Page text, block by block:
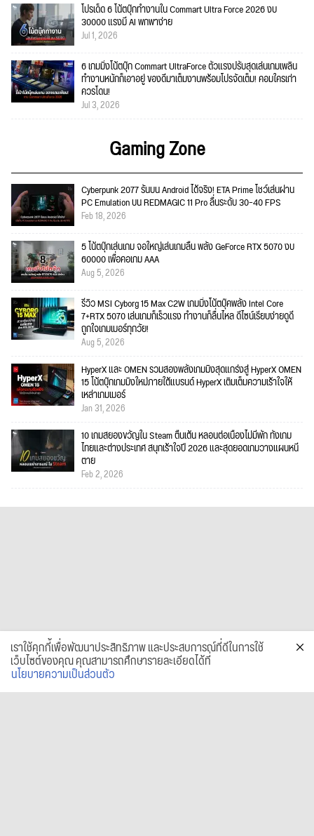
โปรเด็ด 6 โน้ตบุ๊กทำงานใน Commart Ultra Force 2026 งบ
30000 แรงมี AI พกพาง่าย
Jul 1, 2026
6 เกมมิ่งโน้ตบุ๊ก Commart UltraForce ตัวแรงปรับสุดเล่นเกมเพลิน
ทำงานหนักก็เอาอยู่ ของดีมาเต็มงานพร้อมโปรจัดเต็ม! คอมใครเก่า
ควรโดน!
Jul 3, 2026
Gaming Zone
Cyberpunk 2077 รันบน Android ได้จริง! ETA Prime โชว์เล่นผ่าน
PC Emulation บน REDMAGIC 11 Pro ลื่นระดับ 30–40 FPS
Feb 18, 2026
5 โน้ตบุ๊กเล่นเกม จอใหญ่เล่นเกมลื่น พลัง GeForce RTX 5070 งบ
60000 เพื่อคอเกม AAA
Aug 5, 2026
รีวิว MSI Cyborg 15 Max C2W เกมมิ่งโน้ตบุ๊คพลัง Intel Core
7+RTX 5070 เล่นเกมก็เร็วแรง ทำงานก็ลื่นไหล ดีไซน์เรียบง่ายดูดี
ถูกใจเกมเมอร์ทุกวัย!
Aug 5, 2026
HyperX และ OMEN รวมสองพลังเกมมิงสุดแกร่งสู่ HyperX OMEN
15 โน้ตบุ๊กเกมมิงใหม่ภายใต้แบรนด์ HyperX เติมเต็มความเร้าใจให้
เหล่าเกมเมอร์
Jan 31, 2026
10 เกมสยองขวัญใน Steam ตื่นเต้น หลอนต่อเนื่องไม่มีพัก ทั้งเกม
ไทยและต่างประเทศ สนุกเร้าใจปี 2026 และสุดยอดเกมวางแผนหนี
ตาย
Feb 2, 2026
เราใช้คุกกี้เพื่อพัฒนาประสิทธิภาพ และประสบการณ์ที่ดีในการใช้
เว็บไซต์ของคุณ คุณสามารถศึกษารายละเอียดได้ที่
นโยบายความเป็นส่วนตัว